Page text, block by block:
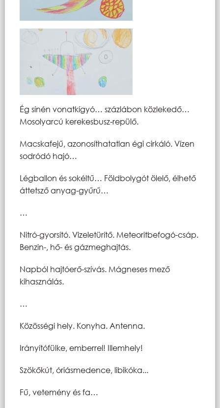
Ég sínén vonatkígyó… százlábon közlekedő…
Mosolyarcú kerekesbusz-repülő.
Macskafejű, azonosíthatatlan égi cirkáló. Vízen
sodródó hajó…
Légballon és sokéltű… Földbolygót ölelő, élhető
áttetsző anyag-gyűrű…
…
Nitró-gyorsító. Vizeletürítő. Meteoritbefogó-csáp.
Benzin-, hő- és gázmeghajtás.
Napból hajtóerő-szívás. Mágneses mező
kihasználás.
…
Közösségi hely. Konyha. Antenna.
Irányítófülke, emberrel! Illemhely!
Szökőkút, óriásmedence, libikóka...
Fű, vetemény és fa…